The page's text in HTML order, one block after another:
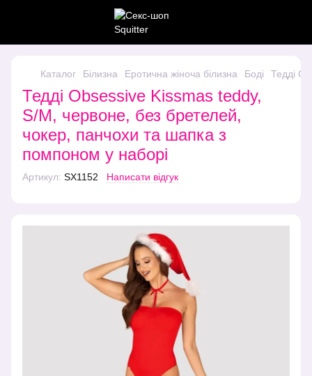
Каталог Білизна Еротична жіноча білизна Боді Тедді
Тедді Obsessive Kissmas teddy,
S/M, червоне, без бретелей,
чокер, панчохи та шапка з
помпоном у наборі
Артикул: SX1152 Написати відгук